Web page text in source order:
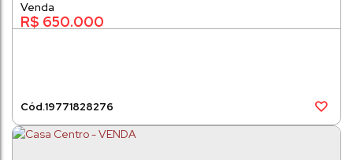
R$ 650.000
19771828276